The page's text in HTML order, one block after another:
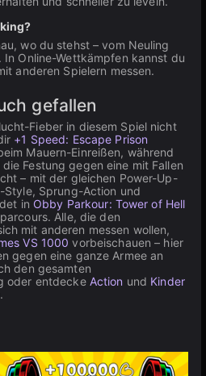
wo du stehst – vom Neuling
Online-Wettkämpfen kannst du
anderen Spielern messen.
gefallen
Fieber in diesem Spiel nicht
+1 Speed: Escape Prison
Mauern-Einreißen, während
die Festung gegen eine mit Fallen
– mit der gleichen Power-Up-
Style, Sprung-Action und
in Obby Parkour: Tower of Hell
Alle, die den
mit anderen messen wollen,
VS 1000 vorbeischauen – hier
gegen eine ganze Armee an
den gesamten
oder entdecke Action und Kinder